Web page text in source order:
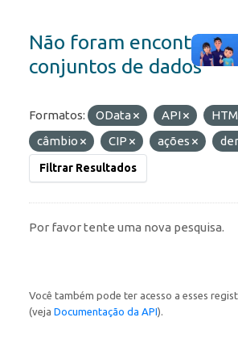
Não foram
conjuntos de dados
Formatos: OData API
câmbio
CIP ações
Filtrar Resultados
Por favor tente uma nova pesquisa.
Você também pode ter acesso a esses
(veja Documentação da API).